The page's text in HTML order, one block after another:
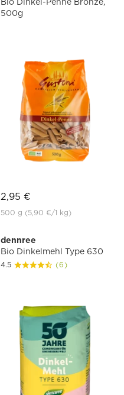
Bio Dinkel-Penne Bronze,
500g
2,95 €
500 g (5,90 €/1 kg)
dennree
Bio Dinkelmehl Type 630
4.5 (6)